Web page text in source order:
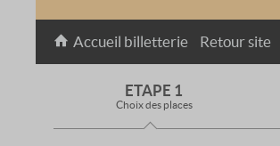
Accueil billetterie Retour site
ETAPE 1
Choix des places